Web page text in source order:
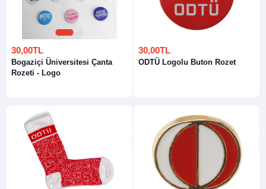
1
30,00TL
Bogaziçi Üniversitesi Çanta
Rozeti - Logo
30,00TL
ODTÜ Logolu Buton Rozet